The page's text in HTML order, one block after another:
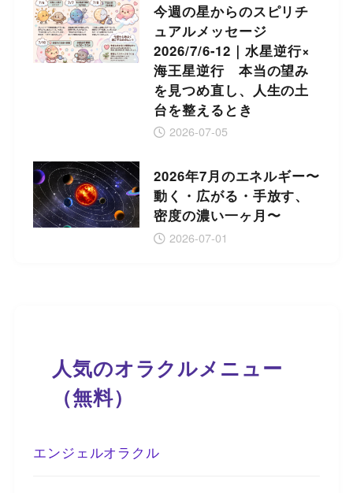
今週の星からのスピリチ
ュアルメッセージ
2026/7/6-12｜水星逆行×
海王星逆行 本当の望み
を見つめ直し、人生の土
台を整えるとき
2026-07-05
2026年7月のエネルギー〜
動く・広がる・手放す、
密度の濃い一ヶ月〜
2026-07-01
人気のオラクルメニュー
（無料）
エンジェルオラクル